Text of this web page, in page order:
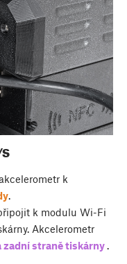
k
.
k modulu Wi-Fi
Akcelerometr
zadní straně tiskárny.